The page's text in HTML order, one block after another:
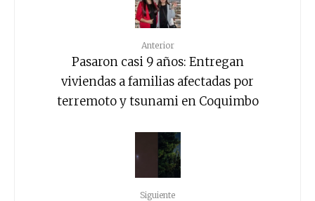
Anterior
Pasaron casi 9 años: Entregan
viviendas a familias afectadas por
terremoto y tsunami en Coquimbo
Siguiente